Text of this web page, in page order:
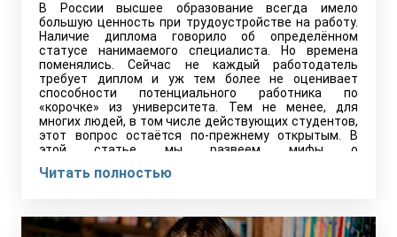
В России высшее образование всегда имело
большую ценность при трудоустройстве на работу.
Наличие диплома говорило об определённом
статусе нанимаемого специалиста. Но времена
поменялись. Сейчас не каждый работодатель
требует диплом и уж тем более не оценивает
способности потенциального работника по
«корочке» из университета. Тем не менее, для
многих людей, в том числе действующих студентов,
этот вопрос остаётся по-прежнему открытым. В
этой статье мы развеем мифы о
расскажем о том, как устроиться на
Читать полностью